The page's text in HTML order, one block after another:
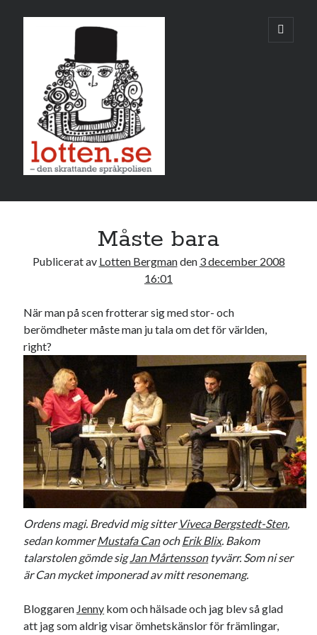
öppna
primär
Sidopanel
T F L S
1 2 3 4 5 6 7
15 16 17 18 19 20 21
22 23 24 25 26 27 28
29 30 31
jan »
Sök
Kategorier
Etiketter
Måste bara
Publicerat av Lotten Bergmanden 3 december 2008
16:01
När man på scen frotterar sig med stor- och
berömdheter måste man ju tala om det för världen,
right?
Ordens magi. Bredvid mig sitter Viveca Bergstedt-Sten,
sedan kommerMustafa CanochErik Blix. Bakom
talarstolen gömde sigJan Mårtenssontyvärr. Som ni ser
är Can mycket imponerad av mitt resonemang.
Bloggaren Jenny kom och hälsade och jag blev så glad
att jag som aldrig visar ömhetskänslor för främlingar,